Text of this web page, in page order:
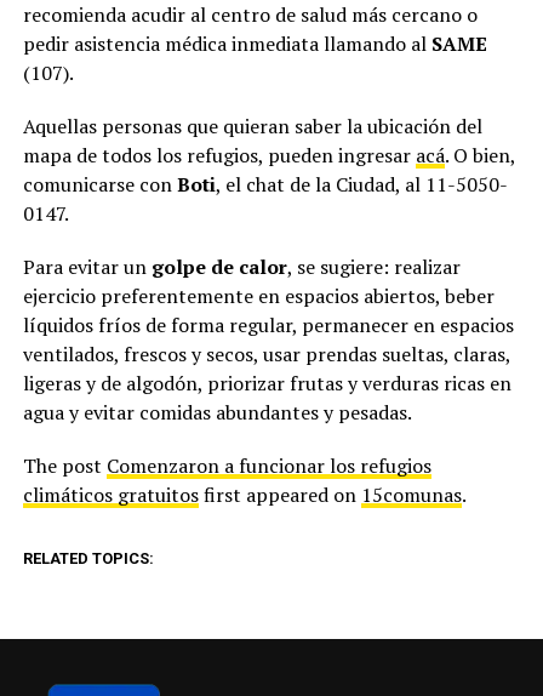
recomienda acudir al centro de salud más cercano o
pedir asistencia médica inmediata llamando al SAME
(107).
Aquellas personas que quieran saber la ubicación del
mapa de todos los refugios, pueden ingresar acá. O bien,
comunicarse conBoti, el chat de la Ciudad, al 11-5050-
0147.
Para evitar un golpe de calor, se sugiere: realizar
ejercicio preferentemente en espacios abiertos, beber
líquidos fríos de forma regular, permanecer en espacios
ventilados, frescos y secos, usar prendas sueltas, claras,
ligeras y de algodón, priorizar frutas y verduras ricas en
agua y evitar comidas abundantes y pesadas.
The post Comenzaron a funcionar los refugios
climáticos gratuitosfirst appeared on 15comunas.
RELATED TOPICS: